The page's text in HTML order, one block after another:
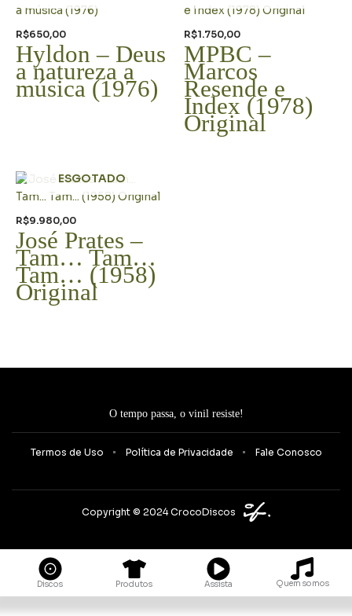
R$650,00
Hyldon – Deus
a natureza a
música (1976)
R$1.750,00
MPBC –
Marcos
Resende e
Index (1978)
Original
ESGOTADO
R$9.980,00
José Prates –
Tam… Tam…
Tam… (1958)
Original
O tempo passa, o vinil resiste!
Termos de Uso Política de Privacidade Fale Conosco
Copyright © 2024 CrocoDiscos
Discos Produtos Assista Quem somos